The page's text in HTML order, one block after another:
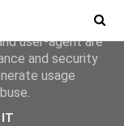
its services
user-agent are
and security
usage
IT